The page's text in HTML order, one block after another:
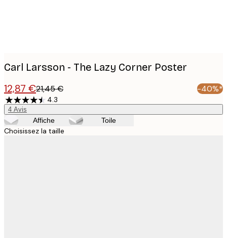
Carl Larsson - The Lazy Corner Poster
12,87 €21,45 € -40%*
4.3
4 Avis
Affiche Toile
Choisissez la taille